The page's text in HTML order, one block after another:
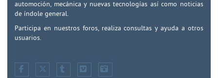
automoción, mecánica y nuevas tecnologías así como noticias
de índole general.
Participa en nuestros foros, realiza consultas y ayuda a otros
usuarios.